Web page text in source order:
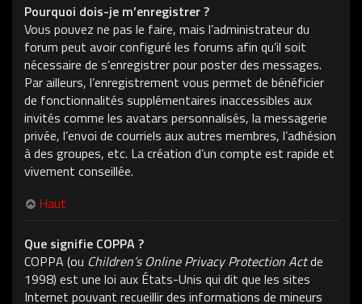
Pourquoi dois-je m’enregistrer ?
Vous pouvez ne pas le faire, mais l’administrateur du
forum peut avoir configuré les forums afin qu’il soit
nécessaire de s’enregistrer pour poster des messages.
Par ailleurs, l’enregistrement vous permet de bénéficier
de fonctionnalités supplémentaires inaccessibles aux
invités comme les avatars personnalisés, la messagerie
privée, l’envoi de courriels aux autres membres, l’adhésion
à des groupes, etc. La création d’un compte est rapide et
vivement conseillée.
Haut
Que signifie COPPA ?
COPPA (ou Children’s Online Privacy Protection Actde
1998) est une loi aux États-Unis qui dit que les sites
Internet pouvant recueillir des informations de mineurs